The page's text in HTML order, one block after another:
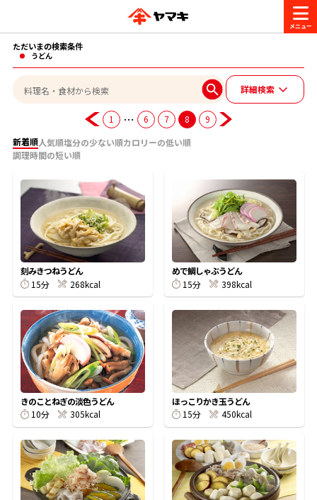
商品情報
ヤマキ『めんつゆ』 ヤマキ 割烹白だし
旨さ、別格。だし屋の鍋 韓福善シリーズ
レシピ
おいしいレシピを探す
おいしいレシピトップ
主食レシピ
主菜レシピ
汁物レシピ
時短レシピ
おいしいレシピを商品から探す
かつお節レシピ
かつお節・だしを楽しむ
かつお節・だしを知る
だしの取り方
かつお節の削り方
かつお節・だしをもっと知る
ヤマキ かつお節プラス®
かつお節・だしを楽しむ
だしコミュ
CM・キャンペーン
キャンペーン一覧
企業・採用情報
企業情報
- 百年対話
- ヤマキ かつお節プラス®
採用情報
- ジョブリターン制
お問い合わせ
ヤマキお客様相談室
オンラインショップ
コミュニティサイト
Global
ただいまの検索条件
うどん
詳細検索
1 … 6 7 8
9
新着順人気順塩分の少ない順カロリーの低い順
調理時間の短い順
刻みきつねうどん
15分
268kcal
めで鯛しゃぶうどん
15分
398kcal
きのことねぎの淡色うどん
10分
305kcal
ほっこりかき玉うどん
15分
450kcal